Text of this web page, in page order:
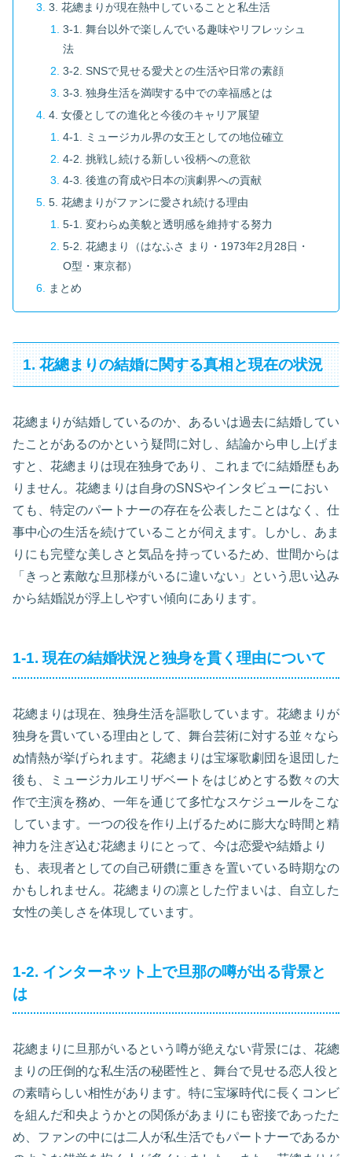
3. 花總まりが現在熱中していることと私生活
3-1. 舞台以外で楽しんでいる趣味やリフレッシュ
法
3-2. SNSで見せる愛犬との生活や日常の素顔
3-3. 独身生活を満喫する中での幸福感とは
4. 女優としての進化と今後のキャリア展望
4-1. ミュージカル界の女王としての地位確立
4-2. 挑戦し続ける新しい役柄への意欲
4-3. 後進の育成や日本の演劇界への貢献
5. 花總まりがファンに愛され続ける理由
5-1. 変わらぬ美貌と透明感を維持する努力
5-2. 花總まり（はなふさ まり・1973年2月28日・
O型・東京都）
まとめ
1. 花總まりの結婚に関する真相と現在の状況
花總まりが結婚しているのか、あるいは過去に結婚してい
たことがあるのかという疑問に対し、結論から申し上げま
すと、花總まりは現在独身であり、これまでに結婚歴もあ
りません。花總まりは自身のSNSやインタビューにおい
ても、特定のパートナーの存在を公表したことはなく、仕
事中心の生活を続けていることが伺えます。しかし、あま
りにも完璧な美しさと気品を持っているため、世間からは
「きっと素敵な旦那様がいるに違いない」という思い込み
から結婚説が浮上しやすい傾向にあります。
1-1. 現在の結婚状況と独身を貫く理由について
花總まりは現在、独身生活を謳歌しています。花總まりが
独身を貫いている理由として、舞台芸術に対する並々なら
ぬ情熱が挙げられます。花總まりは宝塚歌劇団を退団した
後も、ミュージカルエリザベートをはじめとする数々の大
作で主演を務め、一年を通じて多忙なスケジュールをこな
しています。一つの役を作り上げるために膨大な時間と精
神力を注ぎ込む花總まりにとって、今は恋愛や結婚より
も、表現者としての自己研鑽に重きを置いている時期なの
かもしれません。花總まりの凛とした佇まいは、自立した
女性の美しさを体現しています。
1-2. インターネット上で旦那の噂が出る背景と
は
花總まりに旦那がいるという噂が絶えない背景には、花總
まりの圧倒的な私生活の秘匿性と、舞台で見せる恋人役と
の素晴らしい相性があります。特に宝塚時代に長くコンビ
を組んだ和央ようかとの関係があまりにも密接であったた
め、ファンの中には二人が私生活でもパートナーであるか